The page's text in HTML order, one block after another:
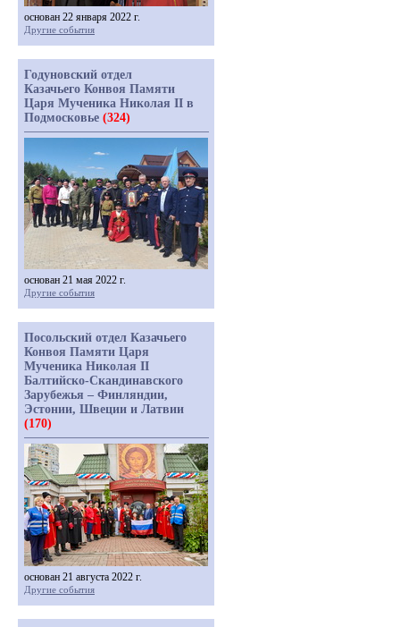
основан 22 января 2022 г.
Другие события
Годуновский отдел
Казачьего Конвоя Памяти
Царя Мученика Николая II в
Подмосковье (324)
основан 21 мая 2022 г.
Другие события
Посольский отдел Казачьего
Конвоя Памяти Царя
Мученика Николая II
Балтийско-Скандинавского
Зарубежья – Финляндии,
Эстонии, Швеции и Латвии
(170)
основан 21 августа 2022 г.
Другие события